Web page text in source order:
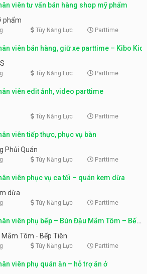
viên tư vấn bán hàng shop mỹ phẩm
phẩm
Tùy Năng Lực Parttime
viên bán hàng, giữ xe parttime – Kibo Kid
Tùy Năng Lực Parttime
viên edit ảnh, video parttime
Tùy Năng Lực Parttime
viên tiếp thực, phục vụ bàn
Phủi Quán
Tùy Năng Lực Parttime
viên phục vụ ca tối – quán kem dừa
dừa
Tùy Năng Lực Parttime
viên phụ bếp – Bún Đậu Mắm Tôm – Bếp
Mắm Tôm - Bếp Tiên
Tùy Năng Lực Parttime
viên phụ quán ăn – hỗ trợ ăn ở